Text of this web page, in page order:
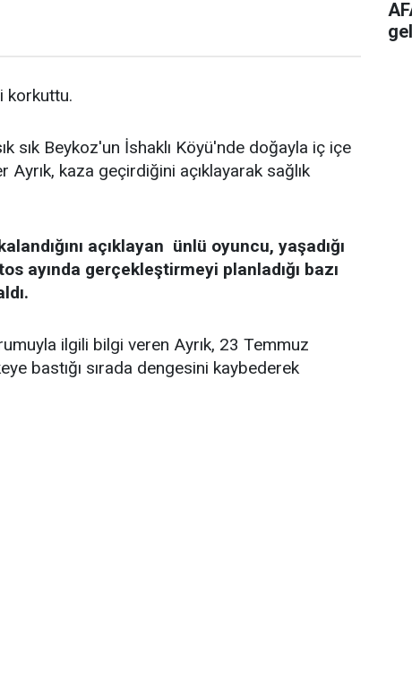
korkuttu.
sık Beykoz'un İshaklı Köyü'nde doğayla iç içe
kaza geçirdiğini açıklayarak sağlık
açıklayan ünlü oyuncu, yaşadığı
ayında gerçekleştirmeyi planladığı bazı
ilgili bilgi veren Ayrık, 23 Temmuz
bastığı sırada dengesini kaybederek